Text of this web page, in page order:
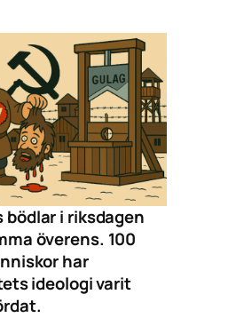
bödlar i riksdagen
överens. 100
har
ideologi varit